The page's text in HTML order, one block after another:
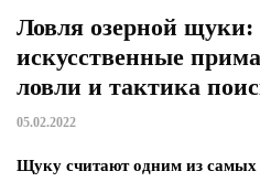
Ловля озерной
искусственные
ловли и тактика
05.02.2022
Щуку считают одним из самых